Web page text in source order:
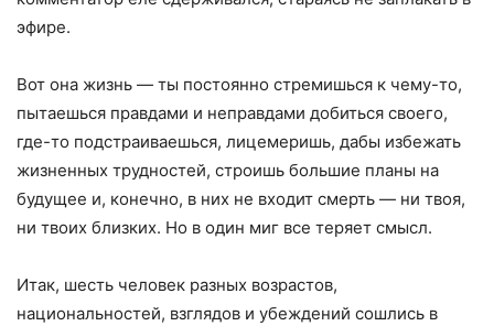
эфире.
Вот она жизнь — ты постоянно стремишься к чему-то,
пытаешься правдами и неправдами добиться своего,
где-то подстраиваешься, лицемеришь, дабы избежать
жизненных трудностей, строишь большие планы на
будущее и, конечно, в них не входит смерть — ни твоя,
ни твоих близких. Но в один миг все теряет смысл.
Итак, шесть человек разных возрастов,
национальностей, взглядов и убеждений сошлись в